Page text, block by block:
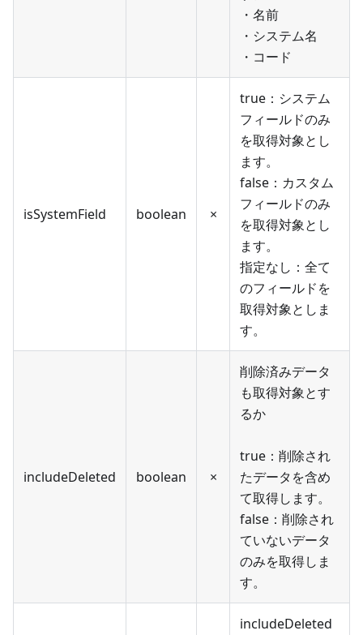
・名前
・システム名
・コード
isSystemField boolean ×
true：システム
フィールドのみ
を取得対象とし
ます。
false：カスタム
フィールドのみ
を取得対象とし
ます。
指定なし：全て
のフィールドを
取得対象としま
す。
includeDeleted boolean ×
削除済みデータ
も取得対象とす
るか
true：削除され
たデータを含め
て取得します。
false：削除され
ていないデータ
のみを取得しま
す。
includeDeleted